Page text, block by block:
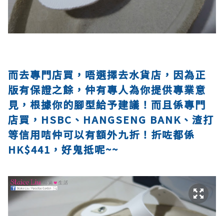
而去專門店買，唔選擇去水貨店，因為正
版有保證之餘，仲有專人為你提供專業意
見，根據你的腳型給予建議！而且係專門
店買，HSBC、HANGSENG BANK、渣打
等信用咭仲可以有額外九折！折咗都係
HK$441，好鬼抵呢~~